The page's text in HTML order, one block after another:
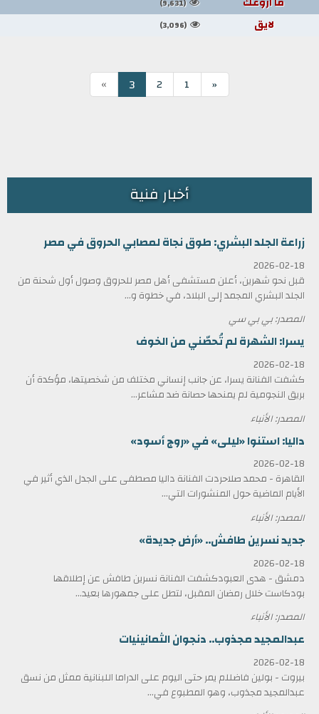
(9,631)
لايق (3,096)
«
1
2
3
»
أخبار فنية
زراعة الجلد البشري: طوق نجاة لمصابي الحروق في مصر
2026-02-18
قبل نحو شهرين، أعلن مستشفى أهل مصر للحروق وصول أول شحنة من
الجلد البشري المجمد إلى البلاد، في خطوة و...
المصدر: بي بي سي
يسرا: الشهرة لم تُحصّني من الخوف
2026-02-18
كشفت الفنانة يسرا، عن جانب إنساني مختلف من شخصيتها، مؤكدة أن
بريق النجومية لم يمنحها حصانة ضد مشاعر...
المصدر: الأنباء
داليا: استنوا «ليلى» في «روج أسود»
2026-02-18
القاهرة - محمد صلاحردت الفنانة داليا مصطفى على الجدل الذي أثير في
الأيام الماضية حول المنشورات التي...
المصدر: الأنباء
جديد نسرين طافش.. «أرض جديدة»
2026-02-18
دمشق - هدى العبودكشفت الفنانة نسرين طافش عن إطلاقها
بودكاست خلال رمضان المقبل، لتطل على جمهورها بعيد...
المصدر: الأنباء
عبدالمجيد مجذوب.. دنجوان الثمانينيات
2026-02-18
بيروت - بولين فاضللم يمر حتى اليوم على الدراما اللبنانية ممثل من نسق
عبدالمجيد مجذوب، وهو المطبوع في...